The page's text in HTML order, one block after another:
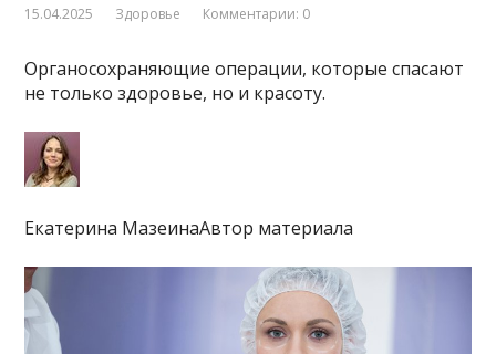
15.04.2025 Здоровье Комментарии: 0
Органосохраняющие операции, которые спасают
не только здоровье, но и красоту.
Екатерина МазеинаАвтор материала